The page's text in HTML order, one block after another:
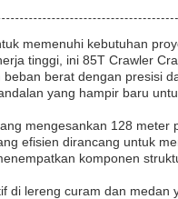
memenuhi kebutuhan
tinggi, ini 85T Crawler
berat dengan presisi
yang hampir baru
mengesankan 128 meter
efisien dirancang untuk
komponen
di lereng curam dan medan